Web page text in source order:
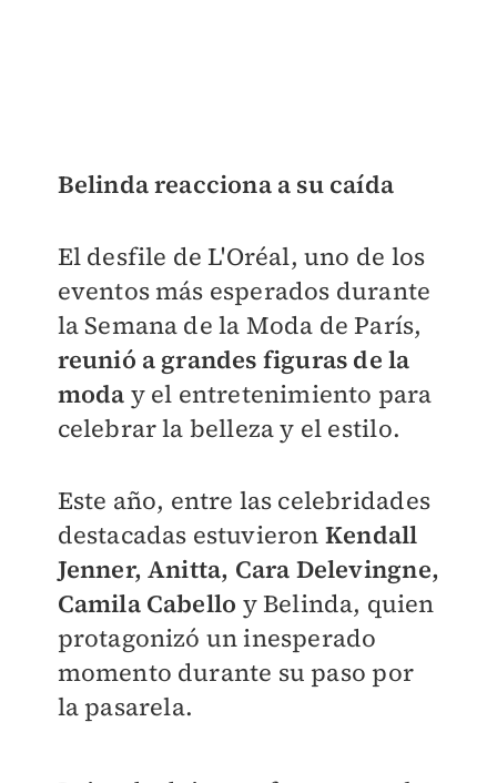
Belinda reacciona a su caída
El desfile de L'Oréal, uno de los
eventos más esperados durante
la Semana de la Moda de París,
reunió a grandes figuras de la
moda y el entretenimiento para
celebrar la belleza y el estilo.
Este año, entre las celebridades
destacadas estuvieron Kendall
Jenner, Anitta, Cara Delevingne,
Camila Cabello y Belinda, quien
protagonizó un inesperado
momento durante su paso por
la pasarela.